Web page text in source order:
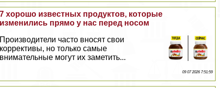
7 хорошо известных продуктов, которые
изменились прямо у нас перед носом
Производители часто вносят свои
коррективы, но только самые
внимательные могут их заметить...
09 07 2026 7:51:59